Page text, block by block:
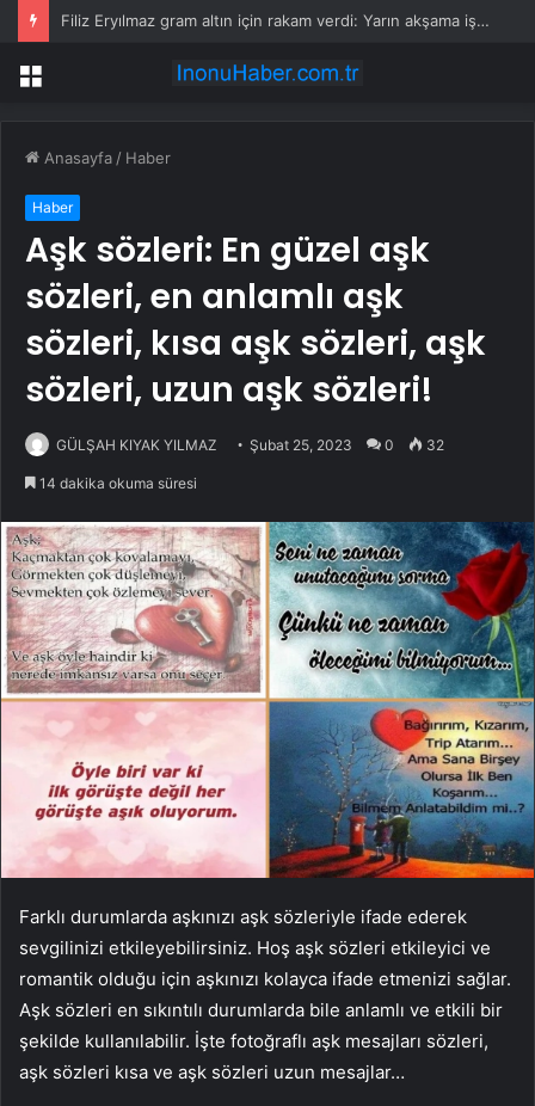
Filiz Eryılmaz gram altın için rakam verdi: Yarın akşama işaret etti
Menü
Anasayfa / Haber
Haber
Aşk sözleri: En güzel aşk
sözleri, en anlamlı aşk
sözleri, kısa aşk sözleri, aşk
sözleri, uzun aşk sözleri!
GÜLŞAH KIYAK YILMAZ Şubat 25, 2023 0 32
14 dakika okuma süresi
Farklı durumlarda aşkınızı aşk sözleriyle ifade ederek
sevgilinizi etkileyebilirsiniz. Hoş aşk sözleri etkileyici ve
romantik olduğu için aşkınızı kolayca ifade etmenizi sağlar.
Aşk sözleri en sıkıntılı durumlarda bile anlamlı ve etkili bir
şekilde kullanılabilir. İşte fotoğraflı aşk mesajları sözleri,
aşk sözleri kısa ve aşk sözleri uzun mesajlar…